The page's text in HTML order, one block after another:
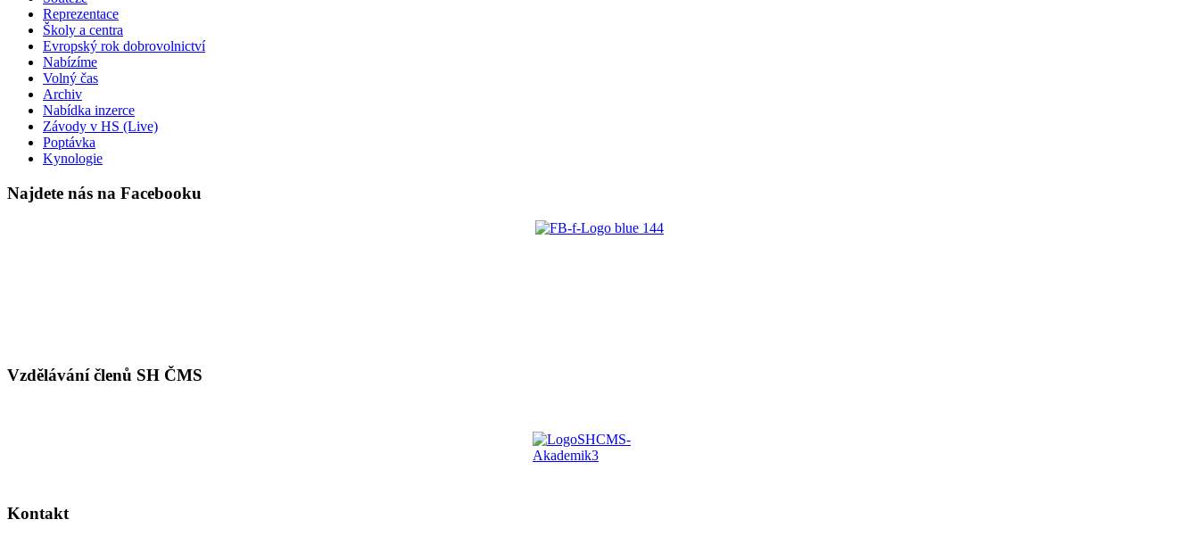
Reprezentace
Školy a centra
Evropský rok dobrovolnictví
Nabízíme
Volný čas
Archiv
Nabídka inzerce
Závody v HS (Live)
Poptávka
Kynologie
Najdete nás na Facebooku
Vzdělávání členů SH ČMS
Kontakt